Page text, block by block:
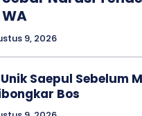
9, 2026
Saepul Sebelum
Bos